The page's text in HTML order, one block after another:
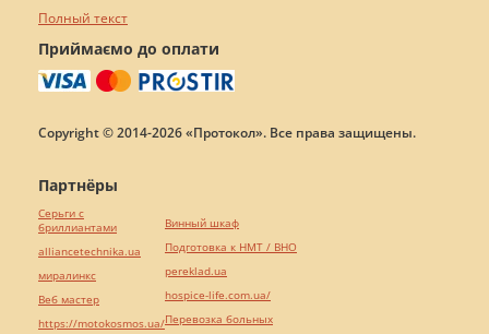
Полный текст
Приймаємо до оплати
Copyright © 2014-2026 «Протокол». Все права защищены.
Партнёры
Серьги с
бриллиантами
alliancetechnika.ua
миралинкс
Веб мастер
https://motokosmos.ua/
Винный шкаф
Подготовка к НМТ / ВНО
pereklad.ua
hospice-life.com.ua/
Перевозка больных